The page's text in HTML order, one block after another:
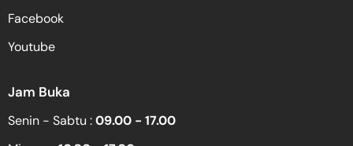
Facebook
Youtube
Jam Buka
Senin - Sabtu :09.00 - 17.00